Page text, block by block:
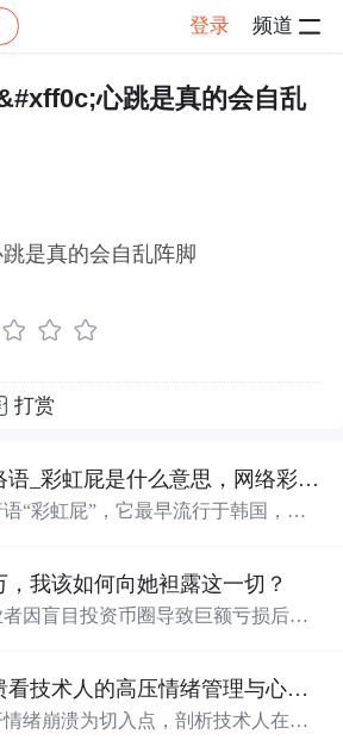
登录 频道
感慨 帖子详情
心跳是真的会自乱
是真的会自乱阵脚
打赏
是什么意思网络语_彩虹屁是什么意思，网络彩虹屁夸人语录大全，彩虹屁是什么梗...
“彩虹屁”，它最早流行于韩国，原
，我该如何向她袒露这一切？
因盲目投资币圈导致巨额亏损后的
极工作，逐步走出困境。文章指
错误的认知与超越。
从电竞主播崩溃看技术人的高压情绪管理与心理韧性构建
绪崩溃为切入点，剖析技术人在高